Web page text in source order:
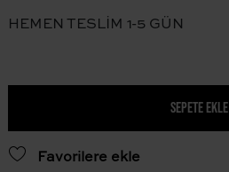
HEMEN TESLİM 1-5 GÜN
SEPETE EKLE
Favorilere ekle